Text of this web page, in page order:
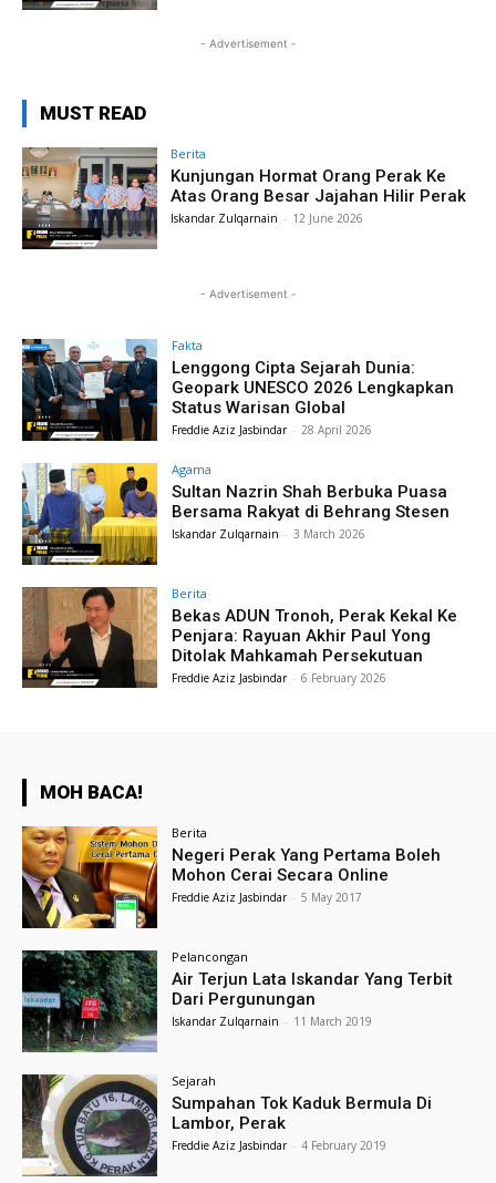
- Advertisement -
MUST READ
Berita
Kunjungan Hormat Orang Perak Ke
Atas Orang Besar Jajahan Hilir Perak
Iskandar Zulqarnain - 12 June 2026
- Advertisement -
Fakta
Lenggong Cipta Sejarah Dunia:
Geopark UNESCO 2026 Lengkapkan
Status Warisan Global
Freddie Aziz Jasbindar - 28 April 2026
Agama
Sultan Nazrin Shah Berbuka Puasa
Bersama Rakyat di Behrang Stesen
Iskandar Zulqarnain - 3 March 2026
Berita
Bekas ADUN Tronoh, Perak Kekal Ke
Penjara: Rayuan Akhir Paul Yong
Ditolak Mahkamah Persekutuan
Freddie Aziz Jasbindar - 6 February 2026
MOH BACA!
Berita
Negeri Perak Yang Pertama Boleh
Mohon Cerai Secara Online
Freddie Aziz Jasbindar - 5 May 2017
Pelancongan
Air Terjun Lata Iskandar Yang Terbit
Dari Pergunungan
Iskandar Zulqarnain - 11 March 2019
Sejarah
Sumpahan Tok Kaduk Bermula Di
Lambor, Perak
Freddie Aziz Jasbindar - 4 February 2019